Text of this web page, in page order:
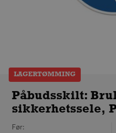
LAGERTØMMING
Påbudsskilt:
sikkerhetssele,
PP, Ø200 mm
Påbudsskilt:
sikkerhetssele,
Før